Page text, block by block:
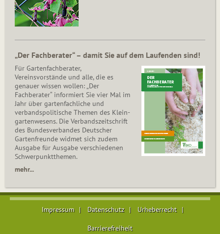
„Der Fachberater“ – damit Sie auf dem Laufenden sind!
Für Gartenfachberater,
Vereinsvorstände und alle, die es
genauer wissen wollen: „Der
Fachberater“ informiert Sie vier Mal im
Jahr über gartenfachliche und
verbandspolitische Themen des Klein­
gar­ten­wesens. Die Ver­bands­zeit­schrift
des Bun­des­ver­ban­des Deutscher
Gartenfreunde widmet sich zudem
Ausgabe für Ausgabe verschiedenen
Schwer­punkt­the­men.
mehr...
Impressum Datenschutz Urheberrecht
Barrierefreiheit